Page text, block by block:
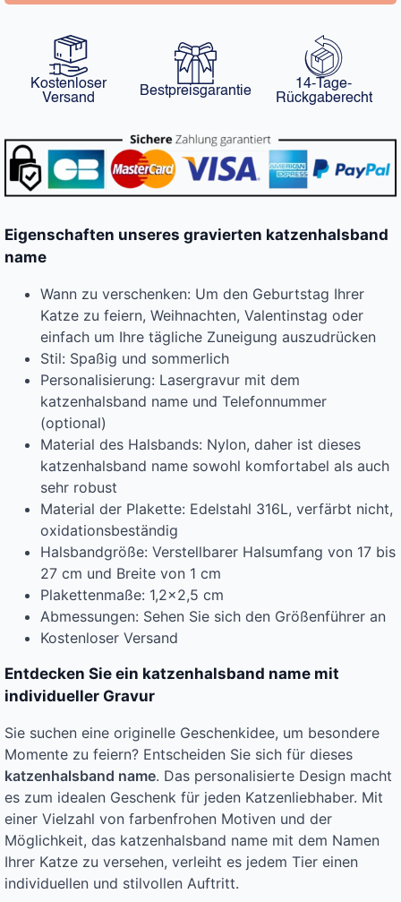
Kostenloser
Versand
Bestpreisgarantie
14-Tage-
Rückgaberecht
Eigenschaften unseres gravierten katzenhalsband
name
Wann zu verschenken: Um den Geburtstag Ihrer
Katze zu feiern, Weihnachten, Valentinstag oder
einfach um Ihre tägliche Zuneigung auszudrücken
Stil: Spaßig und sommerlich
Personalisierung: Lasergravur mit dem
katzenhalsband name und Telefonnummer
(optional)
Material des Halsbands: Nylon, daher ist dieses
katzenhalsband name sowohl komfortabel als auch
sehr robust
Material der Plakette: Edelstahl 316L, verfärbt nicht,
oxidationsbeständig
Halsbandgröße: Verstellbarer Halsumfang von 17 bis
27 cm und Breite von 1 cm
Plakettenmaße: 1,2×2,5 cm
Abmessungen: Sehen Sie sich den Größenführer an
Kostenloser Versand
Entdecken Sie ein katzenhalsband name mit
individueller Gravur
Sie suchen eine originelle Geschenkidee, um besondere
Momente zu feiern? Entscheiden Sie sich für dieses
katzenhalsband name. Das personalisierte Design macht
es zum idealen Geschenk für jeden Katzenliebhaber. Mit
einer Vielzahl von farbenfrohen Motiven und der
Möglichkeit, das katzenhalsband name mit dem Namen
Ihrer Katze zu versehen, verleiht es jedem Tier einen
individuellen und stilvollen Auftritt.